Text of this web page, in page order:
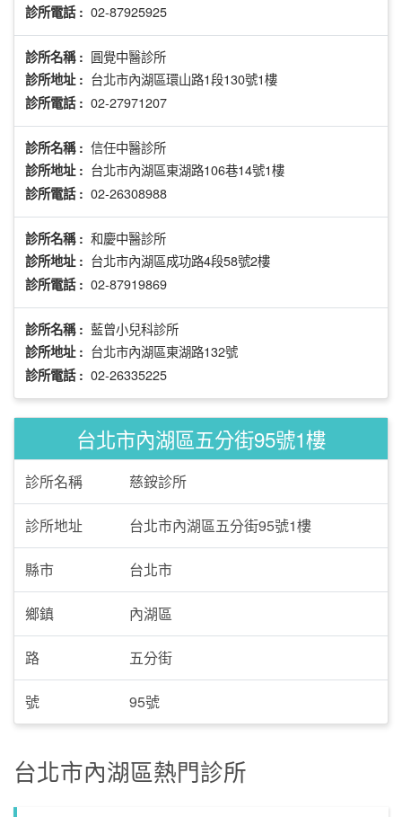
診所電話 : 02-87925925
診所名稱 : 圓覺中醫診所
診所地址 : 台北市內湖區環山路1段130號1樓
診所電話 : 02-27971207
診所名稱 : 信任中醫診所
診所地址 : 台北市內湖區東湖路106巷14號1樓
診所電話 : 02-26308988
診所名稱 : 和慶中醫診所
診所地址 : 台北市內湖區成功路4段58號2樓
診所電話 : 02-87919869
診所名稱 : 藍曾小兒科診所
診所地址 : 台北市內湖區東湖路132號
診所電話 : 02-26335225
台北市內湖區五分街95號1樓
診所名稱 慈銨診所
診所地址 台北市內湖區五分街95號1樓
縣市 台北市
鄉鎮 內湖區
路 五分街
號 95號
台北市內湖區熱門診所